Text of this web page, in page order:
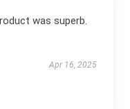
was superb.
Apr 16, 2025